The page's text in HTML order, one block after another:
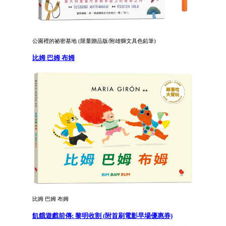
公園裡的祕密基地 (限量贈品版/附雄獅文具色鉛筆)
比姆 巴姆 布姆
比姆 巴姆 布姆
飢餓遊戲前傳: 黎明收割 (附首刷電影早場優惠券)